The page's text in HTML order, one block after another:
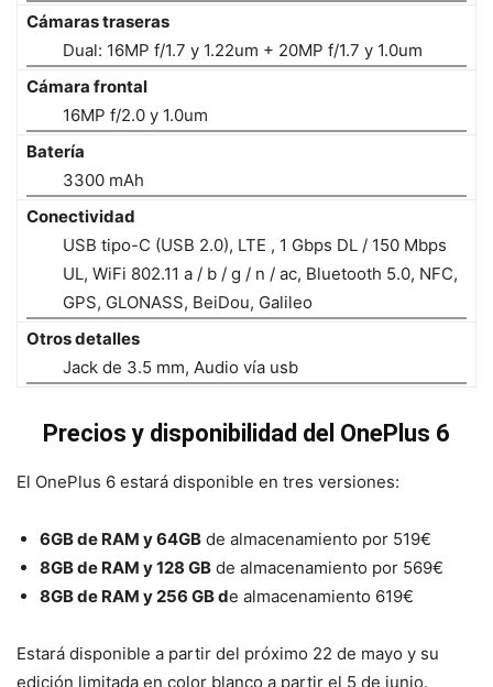
Cámaras traseras
Dual: 16MP f/1.7 y 1.22um + 20MP f/1.7 y 1.0um
Cámara frontal
16MP f/2.0 y 1.0um
Batería
3300 mAh
Conectividad
USB tipo-C (USB 2.0), LTE , 1 Gbps DL / 150 Mbps
UL, WiFi 802.11 a / b / g / n / ac, Bluetooth 5.0, NFC,
GPS, GLONASS, BeiDou, Galileo
Otros detalles
Jack de 3.5 mm, Audio vía usb
Precios y disponibilidad del OnePlus 6
El OnePlus 6 estará disponible en tres versiones:
6GB de RAM y 64GB de almacenamiento por 519€
8GB de RAM y 128 GB de almacenamiento por 569€
8GB de RAM y 256 GB de almacenamiento 619€
Estará disponible a partir del próximo 22 de mayo y su
edición limitada en color blanco a partir el 5 de junio.